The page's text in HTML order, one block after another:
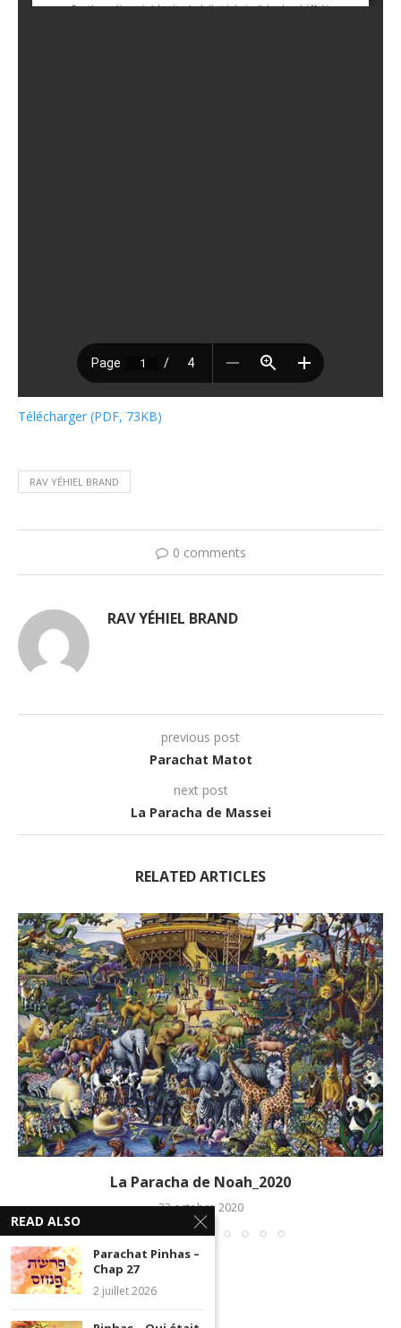
Télécharger (PDF, 73KB)
RAV YÉHIEL BRAND
0 comments
RAV YÉHIEL BRAND
previous post
Parachat Matot
next post
La Paracha de Massei
RELATED ARTICLES
La Paracha de Noah_2020
23 octobre 2020
READ ALSO
Parachat Pinhas –
Chap 27
2 juillet 2026